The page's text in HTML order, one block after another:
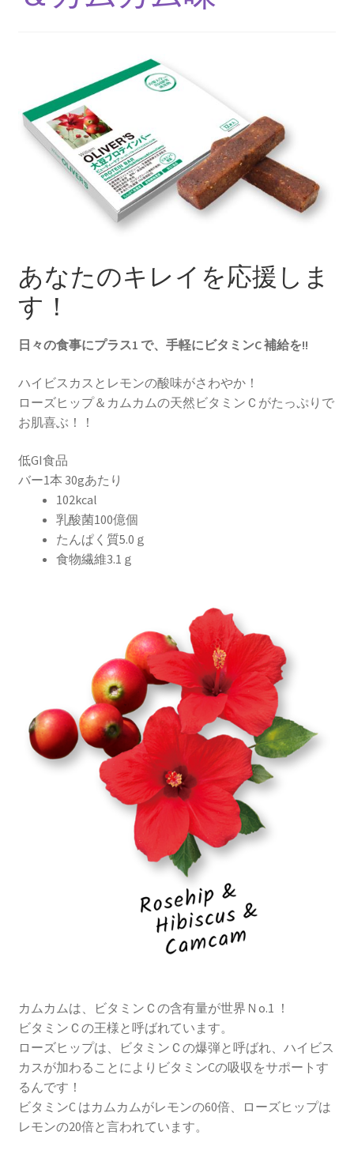
あなたのキレイを応援しま
す！
日々の食事にプラス1 で、手軽にビタミンC 補給を!!
ハイビスカスとレモンの酸味がさわやか！
ローズヒップ＆カムカムの天然ビタミンＣがたっぷりで
お肌喜ぶ！！
低GI食品
バー1本 30gあたり
102kcal
乳酸菌100億個
たんぱく質5.0ｇ
食物繊維3.1ｇ
カムカムは、ビタミンＣの含有量が世界Ｎo.1 ！
ビタミンＣの王様と呼ばれています。
ローズヒップは、ビタミンＣの爆弾と呼ばれ、ハイビス
カスが加わることによりビタミンCの吸収をサポートす
るんです！
ビタミンC はカムカムがレモンの60倍、ローズヒップは
レモンの20倍と言われています。